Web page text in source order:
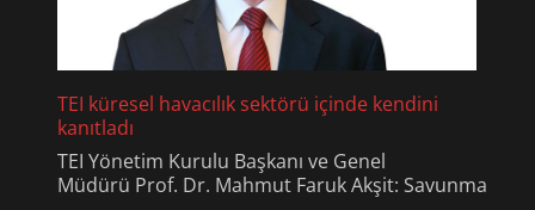
TEI küresel havacılık sektörü içinde kendini
kanıtladı
TEI Yönetim Kurulu Başkanı ve Genel
Müdürü Prof. Dr. Mahmut Faruk Akşit: Savunma